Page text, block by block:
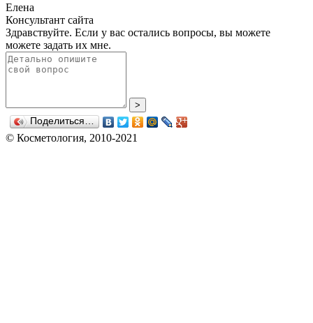
Елена
Консультант сайта
Здравствуйте. Если у вас остались вопросы, вы можете
можете задать их мне.
>
Поделиться…
© Косметология, 2010-2021